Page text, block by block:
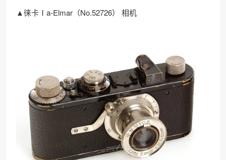
▲徕卡Ⅰa-Elmar（No.52726） 相机